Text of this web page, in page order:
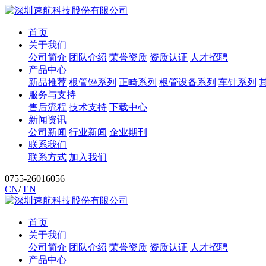
首页
关于我们
公司简介 团队介绍 荣誉资质 资质认证 人才招聘
产品中心
新品推荐 根管锉系列 正畸系列 根管设备系列 车针系列
服务与支持
售后流程 技术支持 下载中心
新闻资讯
公司新闻 行业新闻 企业期刊
联系我们
联系方式 加入我们
0755-26016056
CN/EN
首页
关于我们
公司简介 团队介绍 荣誉资质 资质认证 人才招聘
产品中心